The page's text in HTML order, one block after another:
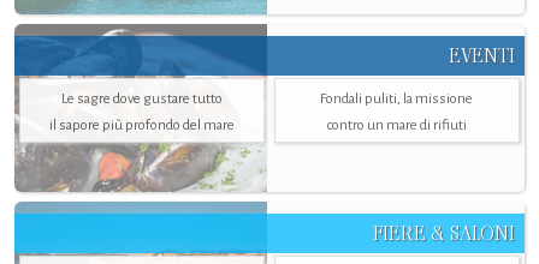
EVENTI
Le sagre dove gustare tutto
il sapore più profondo del mare
Fondali puliti, la missione
contro un mare di rifiuti
FIERE & SALONI